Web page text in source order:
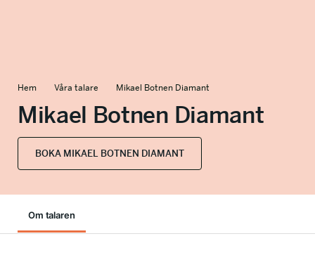
Hem Våra talare Mikael Botnen Diamant
Mikael Botnen Diamant
BOKA MIKAEL BOTNEN DIAMANT
Om talaren